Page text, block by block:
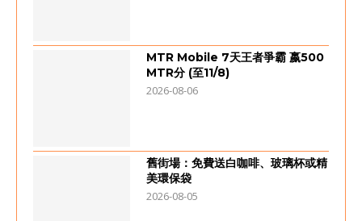
MTR Mobile 7天王者爭霸 嬴500
MTR分 (至11/8)
2026-08-06
舊街場：免費送白咖啡、玻璃杯或精
美環保袋
2026-08-05